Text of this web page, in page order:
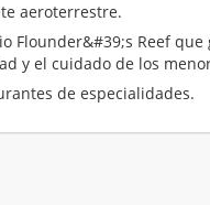
aeroterrestre.
Flounder&#39;s Reef que
y el cuidado de los
de especialidades.